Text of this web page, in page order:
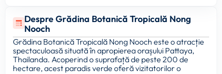
Despre Grădina Botanică Tropicală Nong
Nooch
Grădina Botanică Tropicală Nong Nooch este o atracție
spectaculoasă situată în apropierea orașului Pattaya,
Thailanda. Acoperind o suprafață de peste 200 de
hectare, acest paradis verde oferă vizitatorilor o